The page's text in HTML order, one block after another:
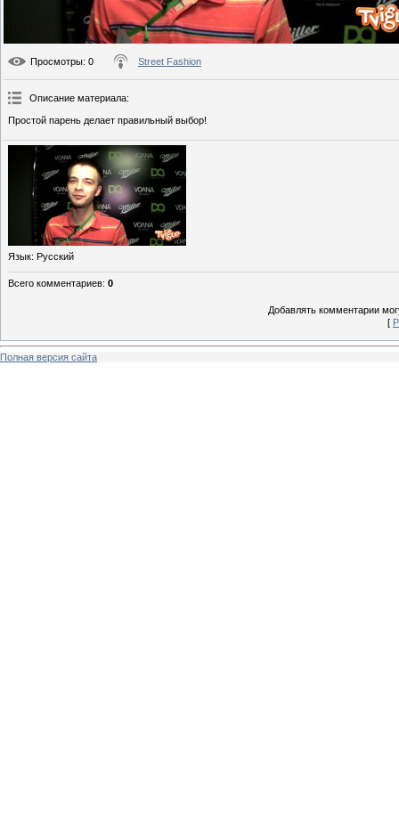
Просмотры: 0 Street Fashion
Описание материала:
Простой парень делает правильный выбор!
Язык: Русский
Всего комментариев: 0
Добавлять комментарии
[
Полная версия сайта